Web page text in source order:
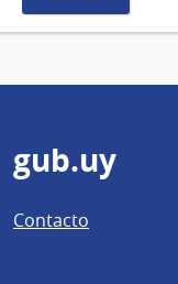
Pie
de
página
gub.uy
Contacto